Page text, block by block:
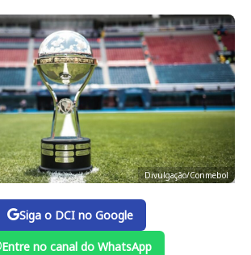
Divulgação/Conmebol
Siga o DCI no Google
Entre no canal do WhatsApp